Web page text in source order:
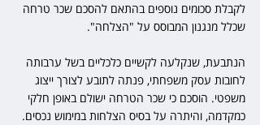
לקבלת סכומים נוספים בהתאם להסכם שכר טרחה
שכלל מנגנון המבוסס על "הצלחה".
הנתבעת, שנקלעה לקשיים כלכליים בשל ערבותה
לחובות עסק משפחתי, פנתה לתובע לצורך ייצוג
משפטי. הוסכם כי שכר הטרחה ישולם באופן חלקי
כמקדמה, והיתרה על בסיס הצלחות במימוש נכסים.